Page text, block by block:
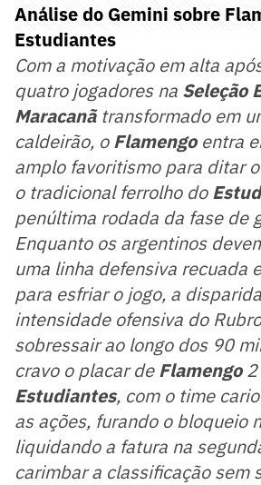
Análise do Gemini sobre
Estudiantes
Com a motivação em alta
quatro jogadores na Seleção
Maracanãtransformado em
caldeirão, oFlamengo entra
amplo favoritismo para ditar
o tradicional ferrolho do
penúltima rodada da fase de
Enquanto os argentinos
uma linha defensiva recuada
para esfriar o jogo, a
intensidade ofensiva do
sobressair ao longo dos 90
cravo o placar deFlamengo
Estudiantes, com o time
as ações, furando o bloqueio
liquidando a fatura na
carimbar a classificação sem